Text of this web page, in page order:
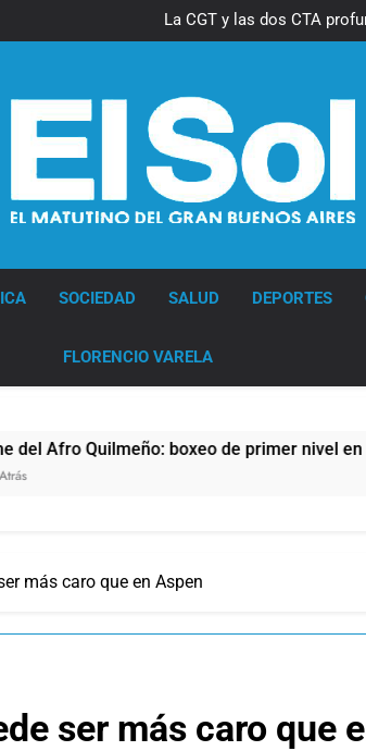
La CGT y las dos CTA
lucha con nuevas marchas
SOCIEDAD SALUD DEPORTES
FLORENCIO VARELA
boxeo de primer nivel en la sede de
más caro que en Aspen
ser más caro que